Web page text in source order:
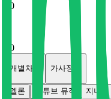
0
0
개별차트 가사정보
멜론 유튜브 뮤직 지니